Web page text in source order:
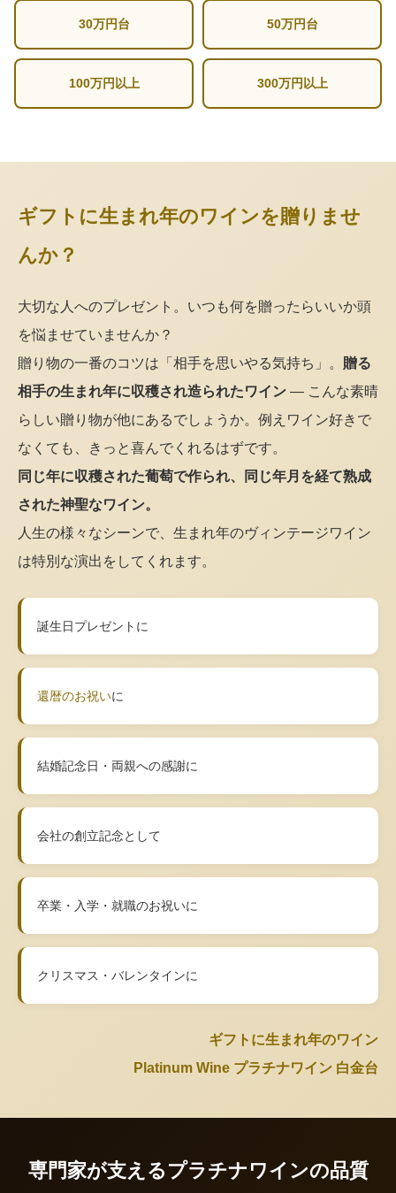
30万円台 50万円台
100万円以上 300万円以上
ギフトに生まれ年のワインを贈りませ
んか？
大切な人へのプレゼント。いつも何を贈ったらいいか頭
を悩ませていませんか？
贈り物の一番のコツは「相手を思いやる気持ち」。 贈る
相手の生まれ年に収穫され造られたワイン — こんな素晴
らしい贈り物が他にあるでしょうか。例えワイン好きで
なくても、きっと喜んでくれるはずです。
同じ年に収穫された葡萄で作られ、同じ年月を経て熟成
された神聖なワイン。
人生の様々なシーンで、生まれ年のヴィンテージワイン
は特別な演出をしてくれます。
誕生日プレゼントに
還暦のお祝いに
結婚記念日・両親への感謝に
会社の創立記念として
卒業・入学・就職のお祝いに
クリスマス・バレンタインに
ギフトに生まれ年のワイン
Platinum Wine プラチナワイン 白金台
専門家が支えるプラチナワインの品質